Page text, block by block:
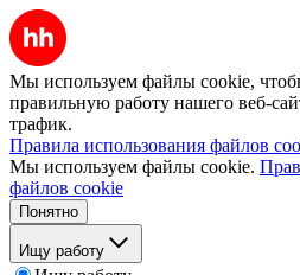
Мы используем файлы cookie,
правильную работу нашего веб-
трафик.
Правила использования файлов
Мы используем файлы cookie.
файлов cookie
Понятно
Ищу работу